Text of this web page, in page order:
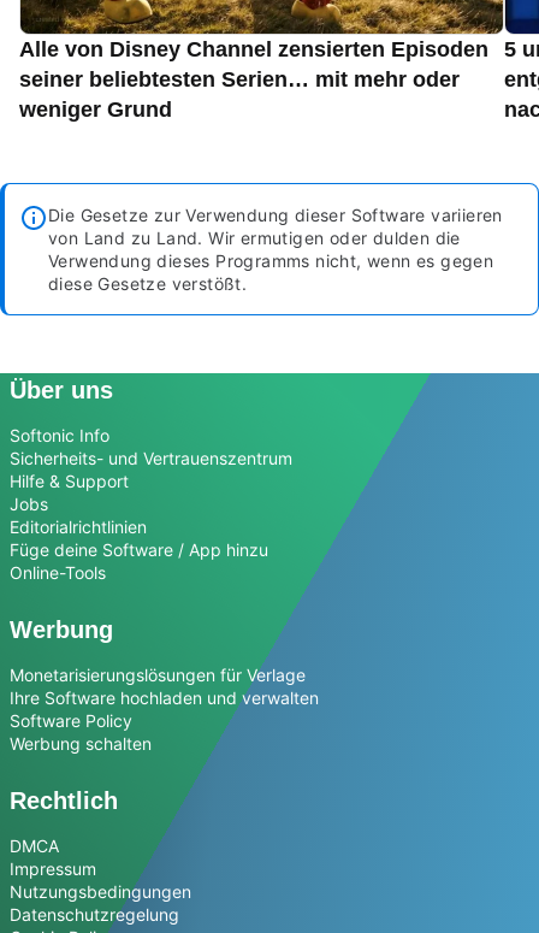
Alle von Disney Channel zensierten Episoden
seiner beliebtesten Serien… mit mehr oder
weniger Grund
5
Die Gesetze zur Verwendung dieser Software variieren
von Land zu Land. Wir ermutigen oder dulden die
Verwendung dieses Programms nicht, wenn es gegen
diese Gesetze verstößt.
Über uns
Softonic Info
Sicherheits- und Vertrauenszentrum
Hilfe & Support
Jobs
Editorialrichtlinien
Füge deine Software / App hinzu
Online-Tools
Werbung
Monetarisierungslösungen für Verlage
Ihre Software hochladen und verwalten
Software Policy
Werbung schalten
Rechtlich
DMCA
Impressum
Nutzungsbedingungen
Datenschutzregelung